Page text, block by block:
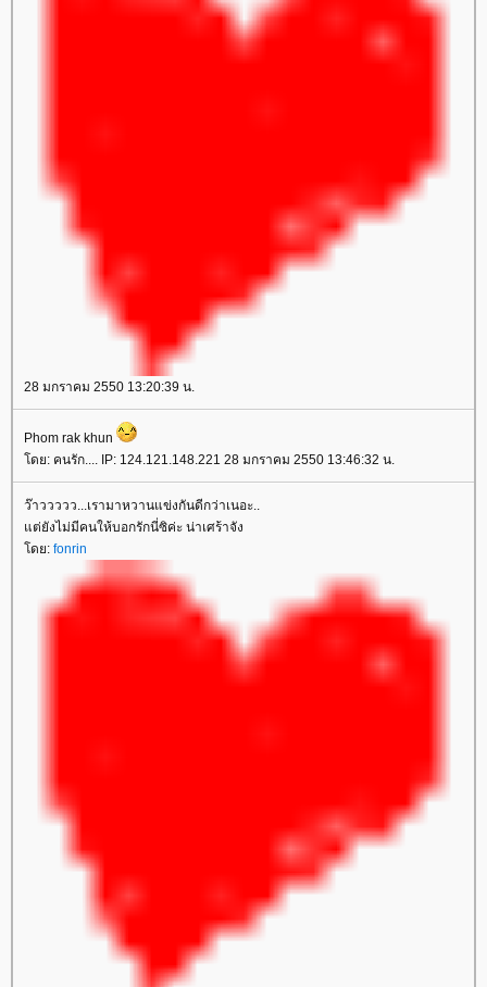
28 มกราคม 2550 13:20:39 น.
Phom rak khun
โดย: คนรัก.... IP: 124.121.148.221 28 มกราคม 2550 13:46:32 น.
ว๊าววววว...เรามาหวานแข่งกันดีกว่าเนอะ..
แต่ยังไม่มีคนให้บอกรักนี่ซิค่ะ น่าเศร้าจัง
โดย: fonrin